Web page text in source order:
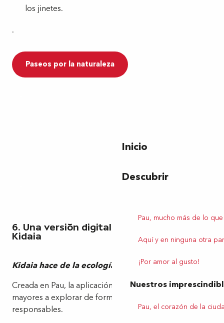
Inicio
Descubrir
Pau, mucho más de lo
Aquí y en ninguna otra
¡Por amor al gusto!
Nuestros
Pau, el corazón de la
los jinetes.
.
Paseos por la naturaleza
6. Una versión digital de la naturaleza con
Kidaia
Kidaia hace de la ecología un juego de niños!
Creada en Pau, la aplicación Kidaia invita a pequeños y
mayores a explorar de forma lúdica las acciones eco-
responsables.